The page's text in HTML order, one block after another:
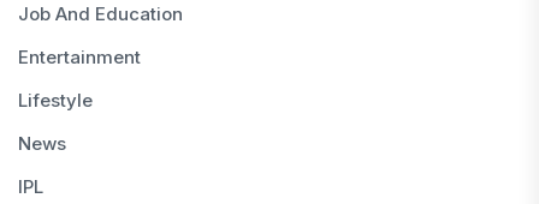
Job And Education
Entertainment
Lifestyle
News
IPL